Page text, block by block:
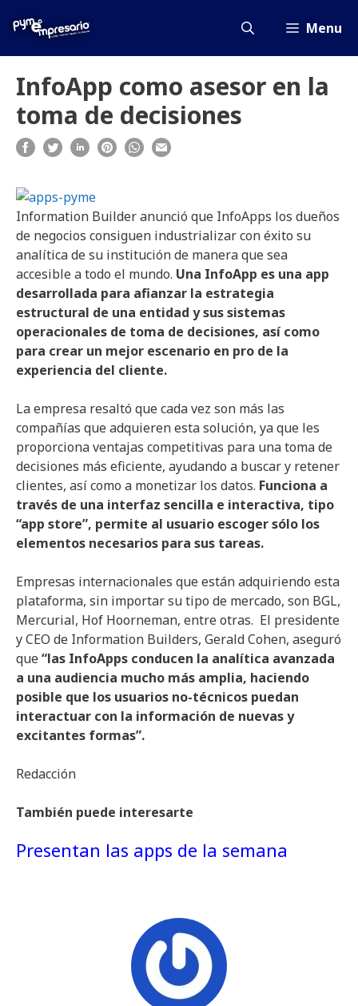
Menu
InfoApp como asesor en la
toma de decisiones
Information Builder anunció que InfoApps los dueños
de negocios consiguen industrializar con éxito su
analítica de su institución de manera que sea
accesible a todo el mundo. Una InfoApp es una app
desarrollada para afianzar la estrategia
estructural de una entidad y sus sistemas
operacionales de toma de decisiones, así como
para crear un mejor escenario en pro de la
experiencia del cliente.
La empresa resaltó que cada vez son más las
compañías que adquieren esta solución, ya que les
proporciona ventajas competitivas para una toma de
decisiones más eficiente, ayudando a buscar y retener
clientes, así como a monetizar los datos. Funciona a
través de una interfaz sencilla e interactiva, tipo
“app store”, permite al usuario escoger sólo los
elementos necesarios para sus tareas.
Empresas internacionales que están adquiriendo esta
plataforma, sin importar su tipo de mercado, son BGL,
Mercurial, Hof Hoorneman, entre otras. El presidente
y CEO de Information Builders, Gerald Cohen, aseguró
que“las InfoApps conducen la analítica avanzada
a una audiencia mucho más amplia, haciendo
posible que los usuarios no-técnicos puedan
interactuar con la información de nuevas y
excitantes formas”.
Redacción
También puede interesarte
Presentan las apps de la semana